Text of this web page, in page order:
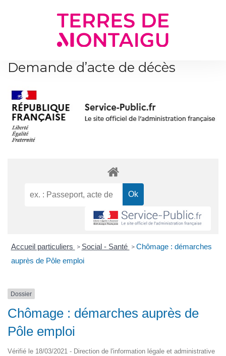
Demande d’acte de décès
Accueil particuliers > Social - Santé > Chômage : démarches
auprès de Pôle emploi
Dossier
Chômage : démarches auprès de
Pôle emploi
Vérifié le 18/03/2021 - Direction de l'information légale et administrative